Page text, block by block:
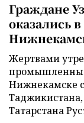
Граждане
оказались
Жертвами
Нижнекамске
Татарстана